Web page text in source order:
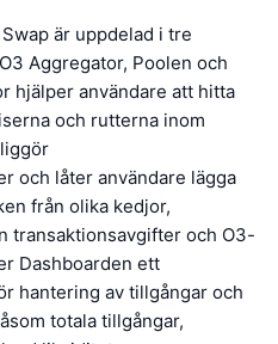
är uppdelad i tre
Aggregator, Poolen och
hjälper användare att hitta
och rutterna inom
och låter användare lägga
från olika kedjor,
transaktionsavgifter och O3-
Dashboarden ett
hantering av tillgångar och
totala tillgångar,